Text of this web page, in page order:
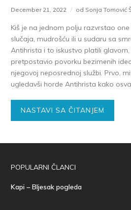
December 21, 2022 od Sonja Tomović
Kiš je na jednom polju razvrstao
slučaja, mudrošću ili u sudaru sa
Antihrista i to iskustvo platili
pretpostavio povorku bezimenih
njegovoj neposrednoj službi. Prvo,
ugledavši horde Antihrista kako
NASTAVI SA ČITANJEM
POPULARNI ČLANCI
Kapi – Bljesak pogleda